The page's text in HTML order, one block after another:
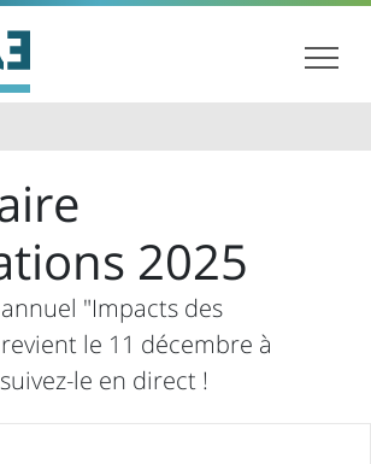
2025
"Impacts des
le 11 décembre à
le en direct !